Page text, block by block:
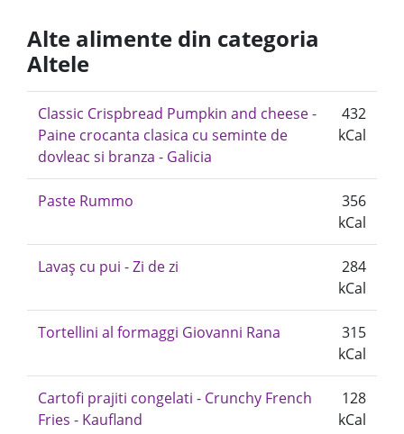
Alte alimente din categoria
Altele
Classic Crispbread Pumpkin and cheese -
Paine crocanta clasica cu seminte de
dovleac si branza - Galicia
432
kCal
Paste Rummo
356
kCal
Lavaș cu pui - Zi de zi
284
kCal
Tortellini al formaggi Giovanni Rana
315
kCal
Cartofi prajiti congelati - Crunchy French
Fries - Kaufland
128
kCal